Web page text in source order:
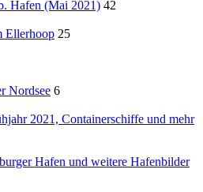
Hafen (Mai 2021) 42
Ellerhoop 25
Nordsee 6
2021, Containerschiffe und mehr
Hafen und weitere Hafenbilder